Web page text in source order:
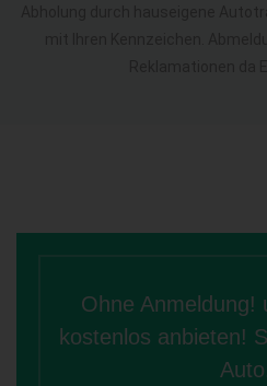
Ohne Anmeldung!
kostenlos anbieten!